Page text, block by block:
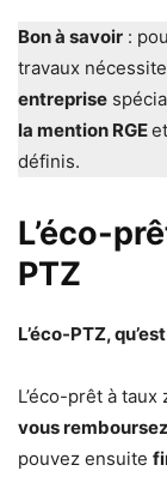
Bon à savoir :
travaux
entreprise
la mention RGE
définis.
L’éco-
PTZ
L’éco-PTZ,
L’éco-prêt à
vous
pouvez ensuite